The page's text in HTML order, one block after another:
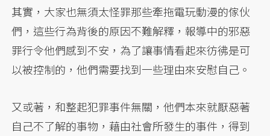
其實，大家也無須太怪罪那些牽拖電玩動漫的傢伙
們，這些行為背後的原因不難解釋，報導中的邪惡
罪行令他們感到不安，為了讓事情看起來彷彿是可
以被控制的，他們需要找到一些理由來安慰自己。
又或著，和整起犯罪事件無關，他們本來就厭惡著
自己不了解的事物，藉由社會所發生的事件，得到